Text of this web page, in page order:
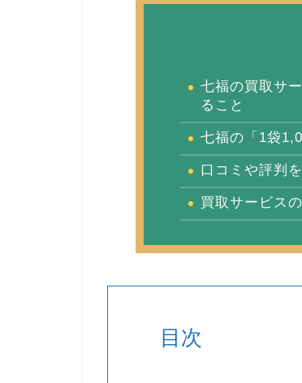
七福の買取サ
ること
七福の「1袋
口コミや評判
買取サービス
目次